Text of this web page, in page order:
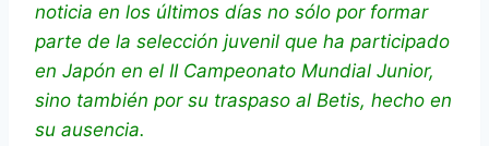
noticia en los últimos días no sólo por formar
parte de la selección juvenil que ha participado
en Japón en el II Campeonato Mundial Junior,
sino también por su traspaso al Betis, hecho en
su ausencia.